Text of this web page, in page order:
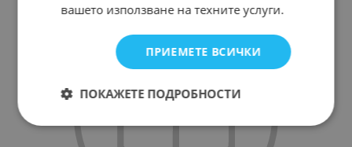
вашето използване на техните услуги.
ПРИЕМЕТЕ ВСИЧКИ
ПОКАЖЕТЕ ПОДРОБНОСТИ